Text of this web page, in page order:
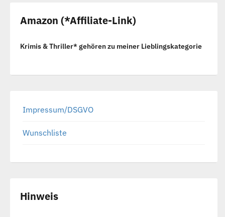
Amazon (*Affiliate-Link)
Krimis & Thriller* gehören zu meiner Lieblingskategorie
Impressum/DSGVO
Wunschliste
Hinweis